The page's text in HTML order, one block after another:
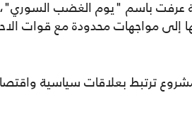
باسم "يوم الغضب
إلى مواجهات محدودة مع قوات
ترتبط بعلاقات سياسية